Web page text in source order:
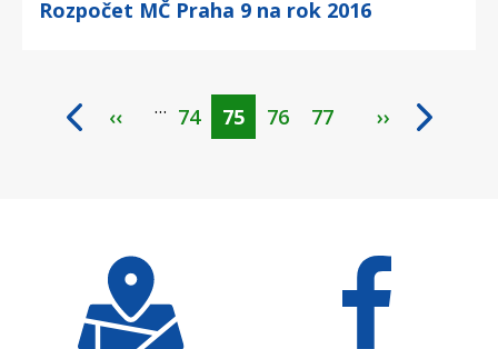
Rozpočet MČ Praha 9 na rok 2016
Pagination
‹‹ … Page
74
Aktuální
75 Page
76 Page
77 ››